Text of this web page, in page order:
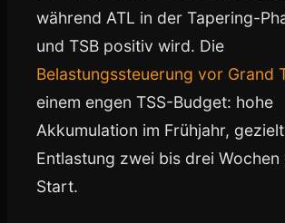
während ATL in der Tapering-
und TSB positiv wird. Die
Belastungssteuerung vor Grand
einem engen TSS-Budget: hohe
Akkumulation im Frühjahr,
Entlastung zwei bis drei Wochen
Start.